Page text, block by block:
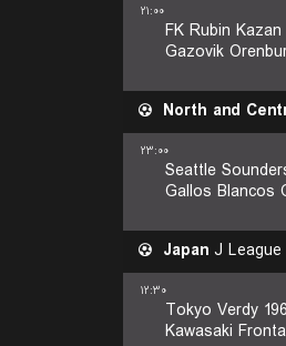
۲۱:۰۰
FK Rubin Kazan
Gazovik
North and
۲۳:۰۰
Seattle
Gallos Blancos
Japan J League
۱۲:۳۰
Tokyo Verdy
Kawasaki